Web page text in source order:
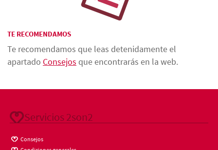
TE RECOMENDAMOS
Te recomendamos que leas detenidamente el
apartado Consejos que encontrarás en la web.
Servicios 2son2
Consejos